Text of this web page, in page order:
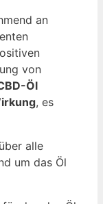
an
von
Öl
, es
alle
um das Öl